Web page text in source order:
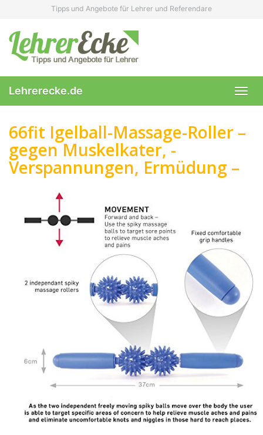
content
Tipps und Angebote für Lehrer und Referendare
Lehrerecke.de
66fit Igelball-Massage-Roller –
gegen Muskelkater, -
Verspannungen, Ermüdung –